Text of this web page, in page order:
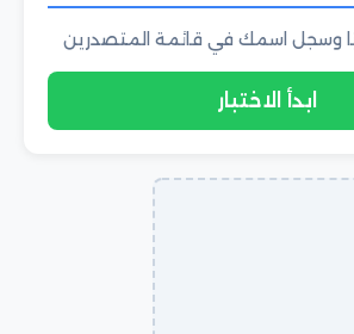
وسجل اسمك في قائمة المتصدرين
ابدأ الاختبار